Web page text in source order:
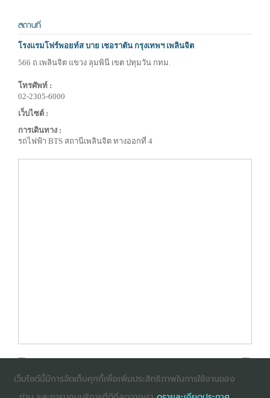
สถานที่
โรงแรมโฟร์พอยท์ส บาย เชอราตัน กรุงเทพฯ เพลินจิต
566 ถ.เพลินจิต แขวง ลุมพินี เขต ปทุมวัน กทม.
โทรศัพท์ :
02-2305-6000
เว็บไซต์ :
การเดินทาง :
รถไฟฟ้า BTS สถานีเพลินจิต ทางออกที่ 4
เว็บไซต์นี้มีการจัดเก็บคุกกี้เพื่อเพิ่มประสิทธิภาพในการใช้งานของ